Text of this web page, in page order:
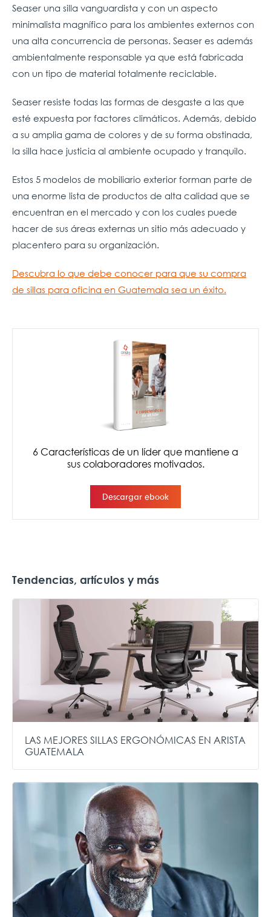
Seaser una silla vanguardista y con un aspecto
minimalista magnífico para los ambientes externos con
una alta concurrencia de personas. Seaser es además
ambientalmente responsable ya que está fabricada
con un tipo de material totalmente reciclable.
Seaser resiste todas las formas de desgaste a las que
esté expuesta por factores climáticos. Además, debido
a su amplia gama de colores y de su forma obstinada,
la silla hace justicia al ambiente ocupado y tranquilo.
Estos 5 modelos de mobiliario exterior forman parte de
una enorme lista de productos de alta calidad que se
encuentran en el mercado y con los cuales puede
hacer de sus áreas externas un sitio más adecuado y
placentero para su organización.
Descubra lo que debe conocer para que su compra
de sillas para oficina en Guatemala sea un éxito.
Tendencias, artículos y más
LAS MEJORES SILLAS ERGONÓMICAS EN ARISTA
GUATEMALA